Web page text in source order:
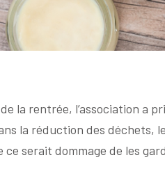
la rentrée, l’association a
la réduction des
ce serait dommage de les